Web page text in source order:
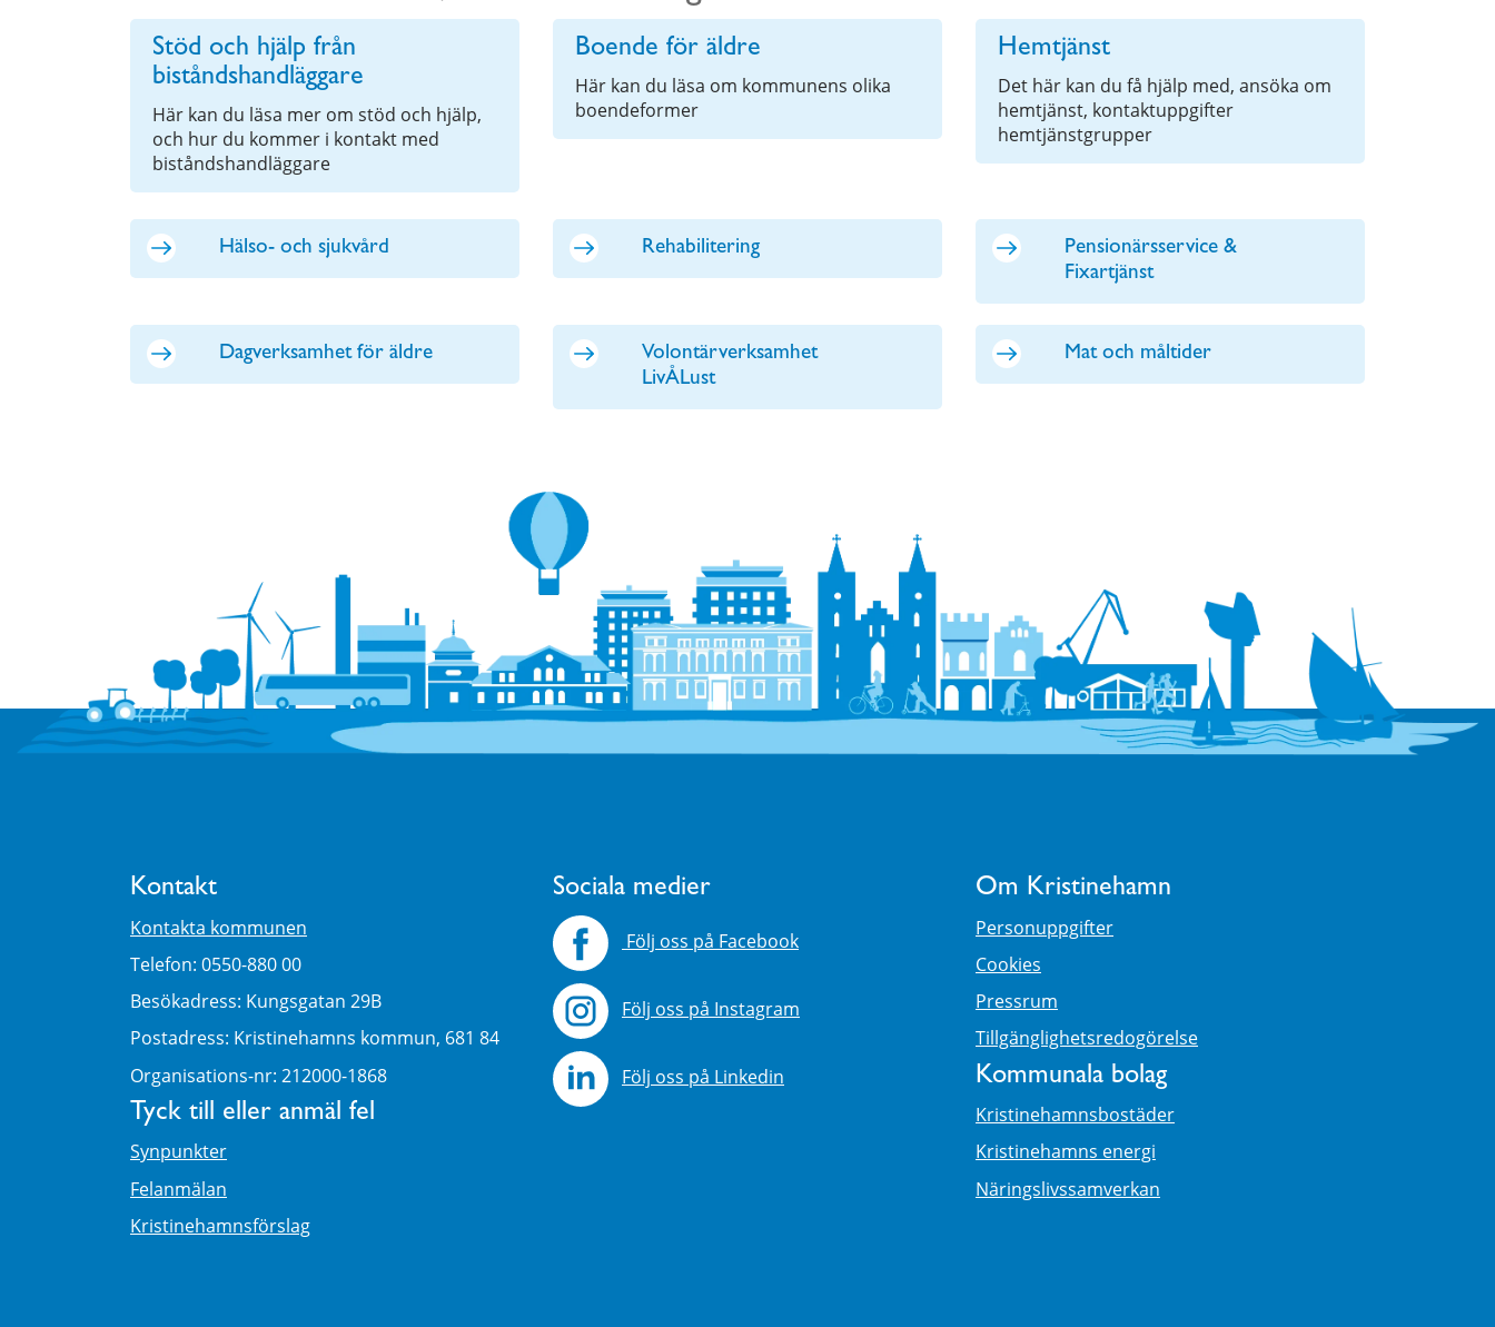
Stöd och hjälp från
biståndshandläggare
Här kan du läsa mer om stöd och hjälp,
och hur du kommer i kontakt med
biståndshandläggare
Boende för äldre
Här kan du läsa om kommunens olika
boendeformer
Hemtjänst
Det här kan du få hjälp med, ansöka om
hemtjänst, kontaktuppgifter
hemtjänstgrupper
Hälso- och sjukvård Rehabilitering
Pensionärsservice &
Fixartjänst
Dagverksamhet för äldre
Volontärverksamhet
LivÅLust
Mat och måltider
Kontakt
Kontakta kommunen
Telefon: 0550-880 00
Besökadress: Kungsgatan 29B
Postadress: Kristinehamns kommun, 681 84
Organisations-nr: 212000-1868
Tyck till eller anmäl fel
Synpunkter
Felanmälan
Kristinehamnsförslag
Sociala medier
Följ oss på Facebook
Följ oss på Instagram
Följ oss på Linkedin
Om Kristinehamn
Personuppgifter
Cookies
Pressrum
Tillgänglighetsredogörelse
Kommunala bolag
Kristinehamnsbostäder
Kristinehamns energi
Näringslivssamverkan